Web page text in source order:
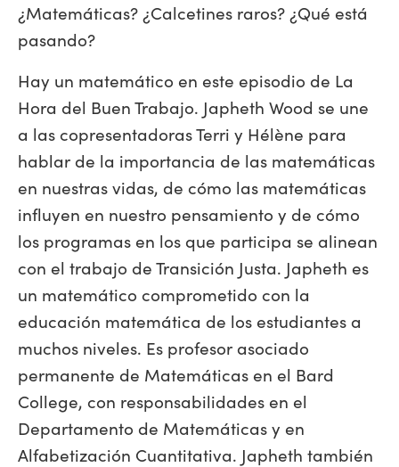
¿Matemáticas? ¿Calcetines raros? ¿Qué está
pasando?
Hay un matemático en este episodio de La
Hora del Buen Trabajo. Japheth Wood se une
a las copresentadoras Terri y Hélène para
hablar de la importancia de las matemáticas
en nuestras vidas, de cómo las matemáticas
influyen en nuestro pensamiento y de cómo
los programas en los que participa se alinean
con el trabajo de Transición Justa. Japheth es
un matemático comprometido con la
educación matemática de los estudiantes a
muchos niveles. Es profesor asociado
permanente de Matemáticas en el Bard
College, con responsabilidades en el
Departamento de Matemáticas y en
Alfabetización Cuantitativa. Japheth también